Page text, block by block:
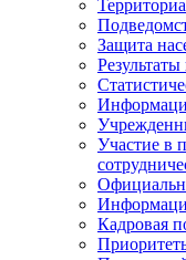
Защита
Участие в
Кадровая